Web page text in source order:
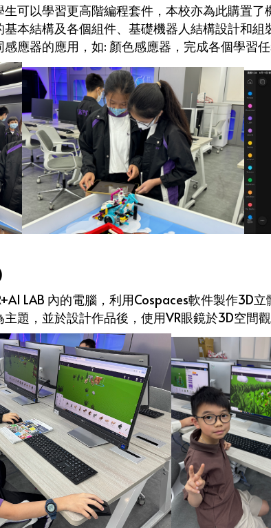
可以學習更高階編程套件，本校亦為此購置了
本結構及各個組件、基礎機器人結構設計和
應器的應用，如: 顏色感應器，完成各個學習任
LAB 內的電腦，利用Cospaces軟件製作3D
題，並於設計作品後，使用VR眼鏡於3D空間觀